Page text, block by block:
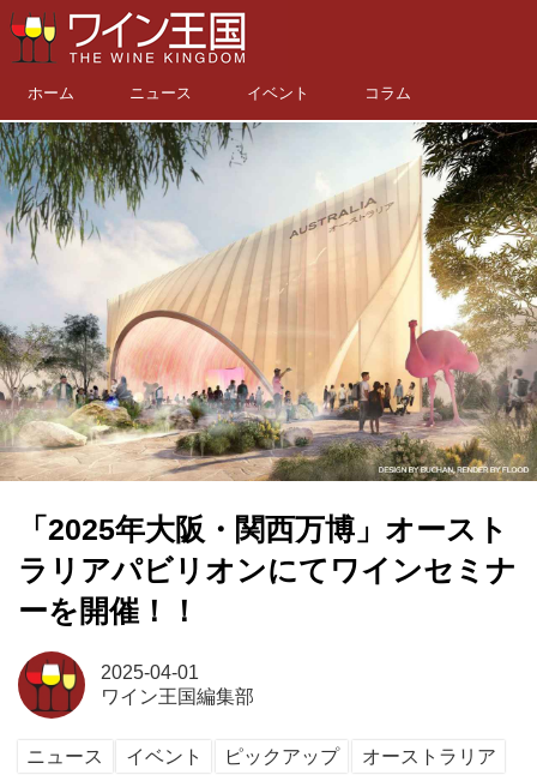
ホーム ニュース イベント コラム
「2025年大阪・関西万博」オースト
ラリアパビリオンにてワインセミナ
ーを開催！！
2025-04-01
ワイン王国編集部
ニュース イベント ピックアップ
オーストラリア